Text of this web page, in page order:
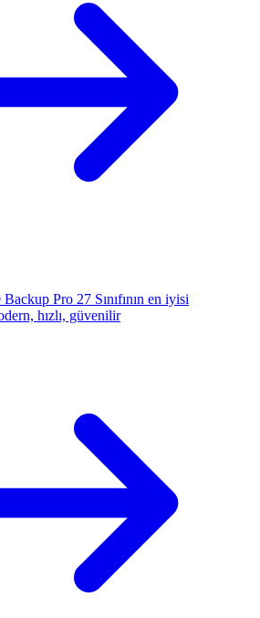
Backup Pro 27 Sınıfının en iyisi
hızlı, güvenilir